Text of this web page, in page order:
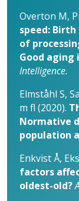
Overton M,
speed:
of
Good aging
Intelligence.
Elmståhl S,
m fl (2020).
Normative
population
Enkvist Å,
factors
oldest-old?